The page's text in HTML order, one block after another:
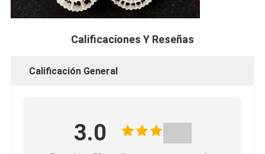
Calificaciones Y Reseñas
Calificación General
3.0